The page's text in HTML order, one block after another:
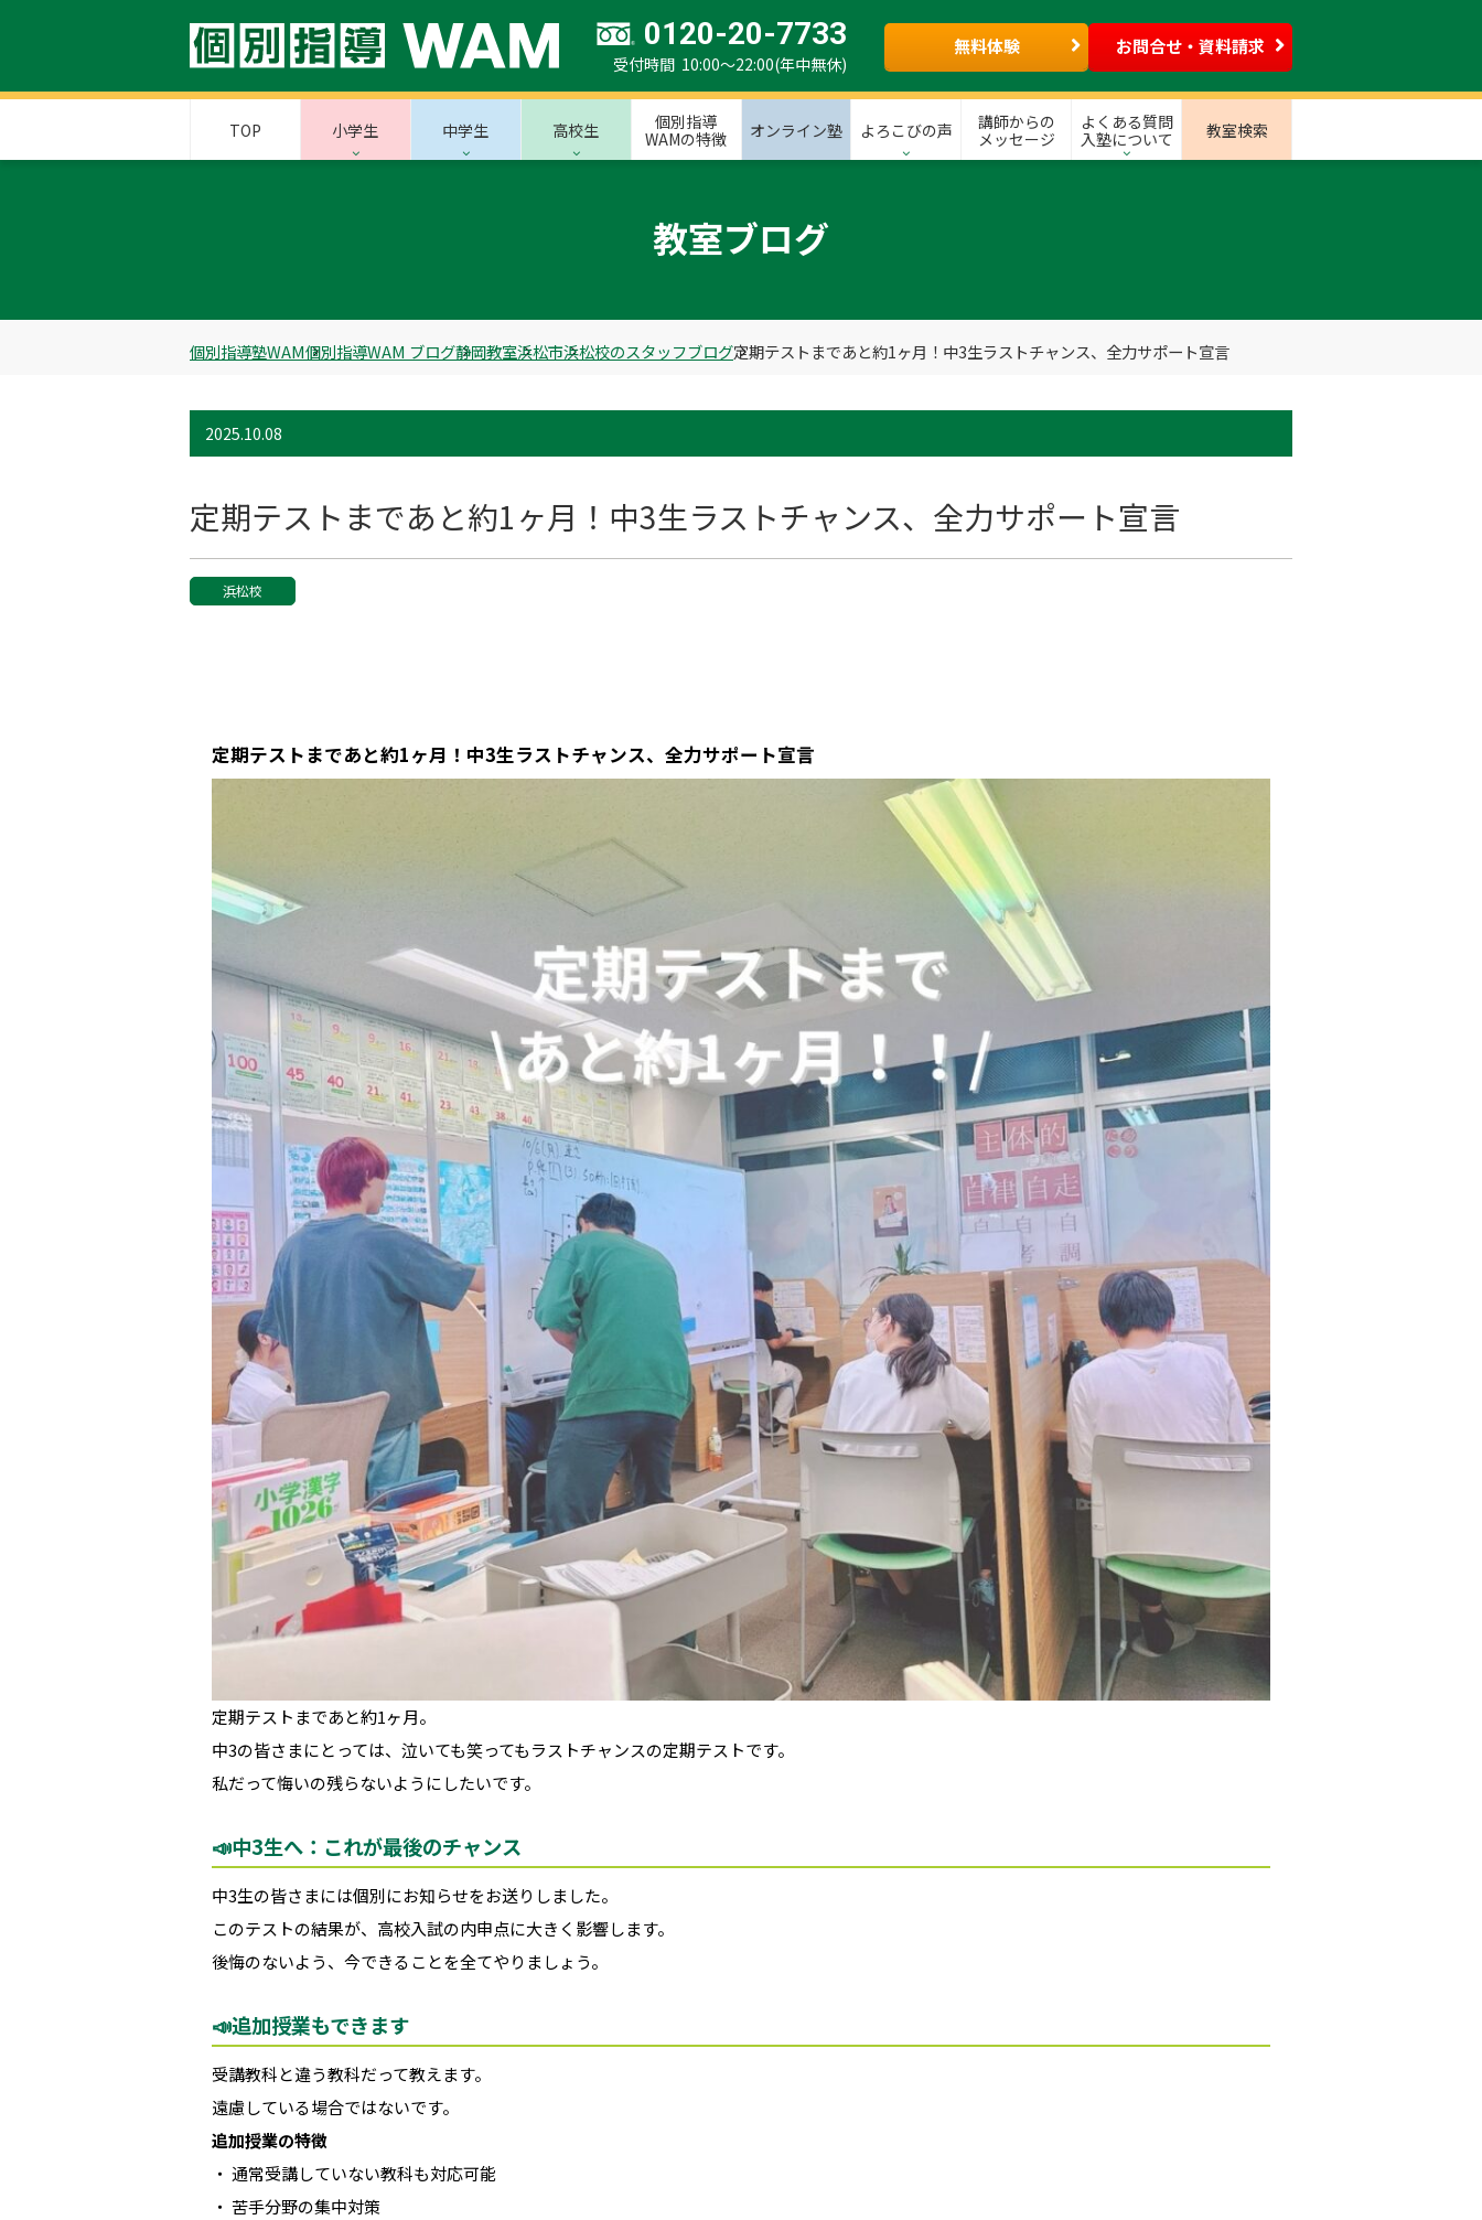
0120-20-7733
受付時間 10:00～22:00(年中無休)
無料体験 お問合せ・資料請求
TOP 小学生 中学生 高校生
個別指導
WAMの特徴
オンライン塾 よろこびの声
講師からの
メッセージ
よくある質問
入塾について
教室検索
教室ブログ
個別指導塾WAM個別指導WAM ブログ静岡教室浜松市浜松校のスタッフブログ定期テストまであと約1ヶ月！中3生ラストチャンス、全力サポート宣言
2025.10.08
定期テストまであと約1ヶ月！中3生ラストチャンス、全力サポート宣言
浜松校
定期テストまであと約1ヶ月！中3生ラストチャンス、全力サポート宣言
定期テストまであと約1ヶ月。
中3の皆さまにとっては、泣いても笑ってもラストチャンスの定期テストです。
私だって悔いの残らないようにしたいです。
📣中3生へ：これが最後のチャンス
中3生の皆さまには個別にお知らせをお送りしました。
このテストの結果が、高校入試の内申点に大きく影響します。
後悔のないよう、今できることを全てやりましょう。
📣追加授業もできます
受講教科と違う教科だって教えます。
遠慮している場合ではないです。
追加授業の特徴
・ 通常受講していない教科も対応可能
・ 苦手分野の集中対策